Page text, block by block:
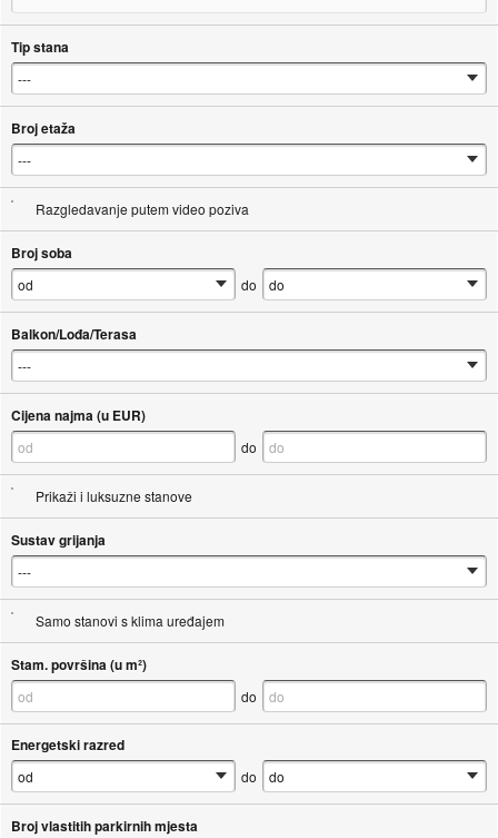
Tip stana
Broj etaža
Razgledavanje putem video poziva
Broj soba
do
Balkon/Lođa/Terasa
Cijena najma (u EUR)
do
Prikaži i luksuzne stanove
Sustav grijanja
Samo stanovi s klima uređajem
Stam. površina (u m²)
do
Energetski razred
do
Broj vlastitih parkirnih mjesta